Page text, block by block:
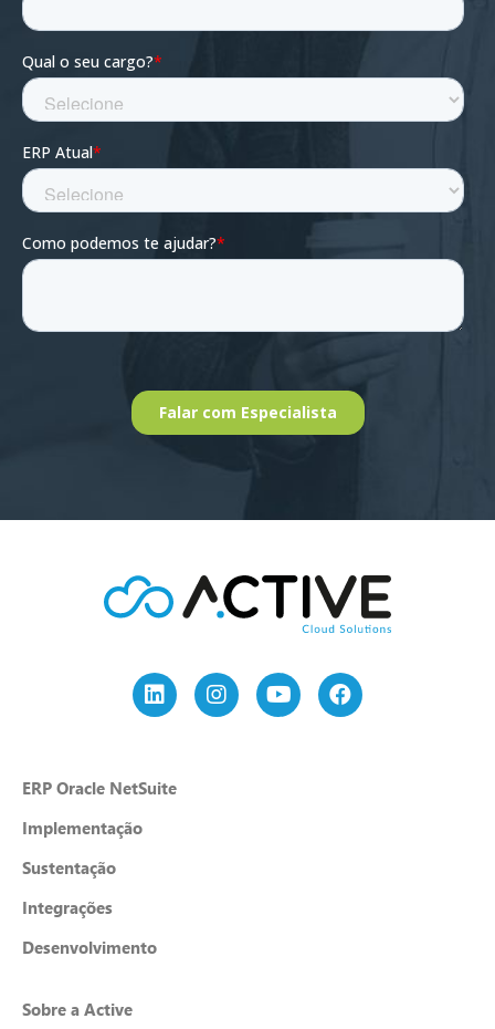
ERP Oracle NetSuite
Implementação
Sustentação
Integrações
Desenvolvimento
Sobre a Active